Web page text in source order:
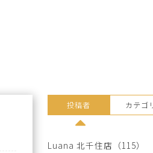
投稿者 カテゴ
Luana 北千住店 （115）